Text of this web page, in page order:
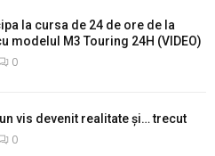
la cursa de 24 de ore de la
modelul M3 Touring 24H (VIDEO)
0
vis devenit realitate și… trecut
0